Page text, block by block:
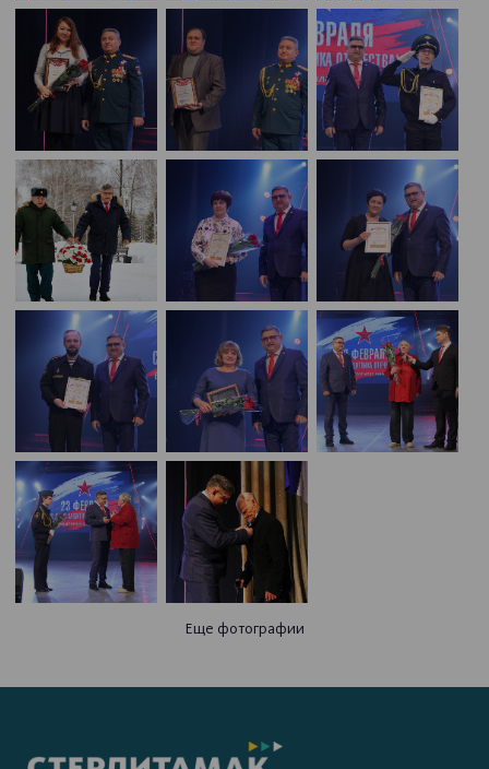
Еще фотографии